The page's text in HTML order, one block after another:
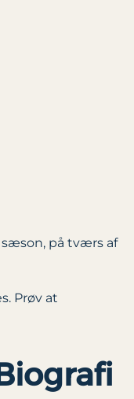
på tværs af
Prøv at